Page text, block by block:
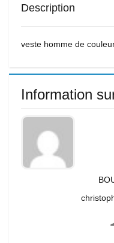
Description
veste homme de
Information